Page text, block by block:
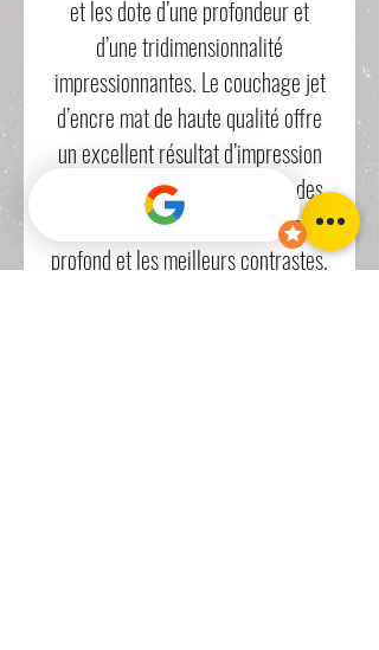
et les dote d’une profondeur et
d’une tridimensionnalité
impressionnantes. Le couchage jet
d’encre mat de haute qualité offre
un excellent résultat d’impression
avec un rendu des couleurs et des
détails impressionnants, un noir
profond et les meilleurs contrastes.